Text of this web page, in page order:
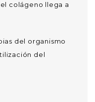
colágeno llega a
del organismo
del